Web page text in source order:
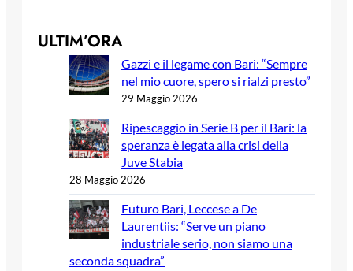
ULTIM’ORA
Gazzi e il legame con Bari: “Sempre
nel mio cuore, spero si rialzi presto”
29 Maggio 2026
Ripescaggio in Serie B per il Bari: la
speranza è legata alla crisi della
Juve Stabia
28 Maggio 2026
Futuro Bari, Leccese a De
Laurentiis: “Serve un piano
industriale serio, non siamo una
seconda squadra”